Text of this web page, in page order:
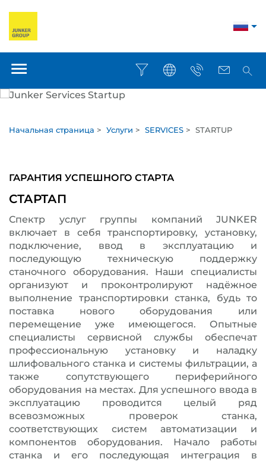
Начальная страница > Услуги > SERVICES > STARTUP
ГАРАНТИЯ УСПЕШНОГО СТАРТА
СТАРТАП
Спектр услуг группы компаний JUNKER
включает в себя транспортировку, установку,
подключение, ввод в эксплуатацию и
последующую техническую поддержку
станочного оборудования. Наши специалисты
организуют и проконтролируют надёжное
выполнение транспортировки станка, будь то
поставка нового оборудования или
перемещение уже имеющегося. Опытные
специалисты сервисной службы обеспечат
профессиональную установку и наладку
шлифовального станка и системы фильтрации, а
также сопутствующего периферийного
оборудования на местах. Для успешного ввода в
эксплуатацию проводится целый ряд
всевозможных проверок станка,
соответствующих систем автоматизации и
компонентов оборудования. Начало работы
станка и его последующая интеграция в